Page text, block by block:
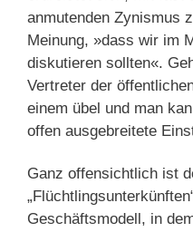
anmutenden Zynismus
Meinung, »dass wir im
diskutieren sollten«.
Vertreter der
einem übel und man
offen ausgebreitete
Ganz offensichtlich ist
Geschäftsmodell, in